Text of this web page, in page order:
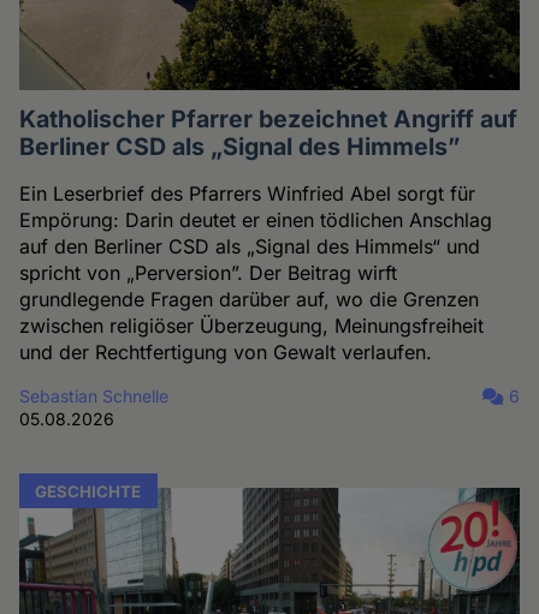
Katholischer Pfarrer bezeichnet Angriff auf
Berliner CSD als „Signal des Himmels”
Ein Leserbrief des Pfarrers Winfried Abel sorgt für
Empörung: Darin deutet er einen tödlichen Anschlag
auf den Berliner CSD als „Signal des Himmels“ und
spricht von „Perversion”. Der Beitrag wirft
grundlegende Fragen darüber auf, wo die Grenzen
zwischen religiöser Überzeugung, Meinungsfreiheit
und der Rechtfertigung von Gewalt verlaufen.
Sebastian Schnelle
05.08.2026
6
GESCHICHTE